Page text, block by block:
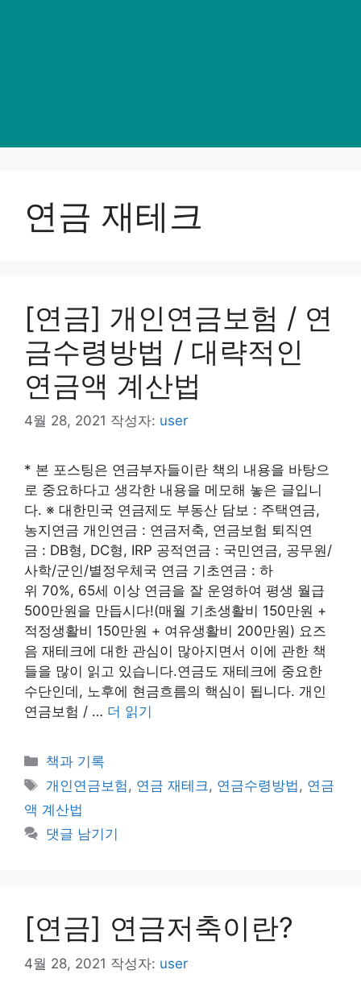
연금 재테크
[연금] 개인연금보험 / 연
금수령방법 / 대략적인
연금액 계산법
4월 28, 2021 작성자: user
* 본 포스팅은 연금부자들이란 책의 내용을 바탕으
로 중요하다고 생각한 내용을 메모해 놓은 글입니
다. ※ 대한민국 연금제도 부동산 담보 : 주택연금,
농지연금 개인연금 : 연금저축, 연금보험 퇴직연
금 : DB형, DC형, IRP 공적연금 : 국민연금, 공무원/
사학/군인/별정우체국 연금 기초연금 : 하
위 70%, 65세 이상 연금을 잘 운영하여 평생 월급
500만원을 만듭시다!(매월 기초생활비 150만원 +
적정생활비 150만원 + 여유생활비 200만원) 요즈
음 재테크에 대한 관심이 많아지면서 이에 관한 책
들을 많이 읽고 있습니다.연금도 재테크에 중요한
수단인데, 노후에 현금흐름의 핵심이 됩니다. 개인
연금보험 / … 더 읽기
카
테
리
책과 기록
태
그
개인연금보험, 연금 재테크, 연금수령방법, 연금
액 계산법
댓글 남기기
[연금] 연금저축이란?
4월 28, 2021 작성자: user